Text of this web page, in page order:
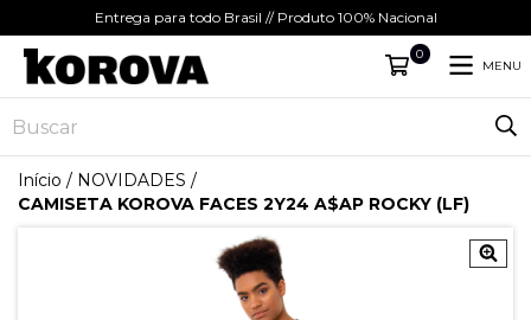
Entrega para todo Brasil // Produto 100% Nacional
0
MENU
Início / NOVIDADES /
CAMISETA KOROVA FACES 2Y24 A$AP ROCKY (LF)